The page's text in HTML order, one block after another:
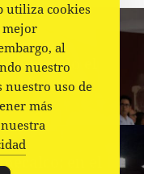
y
el
y heroínas:
en el
utiliza cookies
mejor
al
nuestro
nuestro uso de
más